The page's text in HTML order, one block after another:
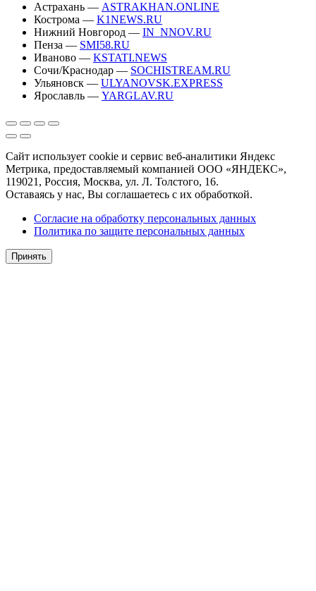
Астрахань — ASTRAKHAN.ONLINE
Кострома — K1NEWS.RU
Нижний Новгород — IN_NNOV.RU
Пенза — SMI58.RU
Иваново — KSTATI.NEWS
Сочи/Краснодар — SOCHISTREAM.RU
Ульяновск — ULYANOVSK.EXPRESS
Ярославль — YARGLAV.RU
Сайт использует cookie и сервис веб-аналитики Яндекс
Метрика, предоставляемый компанией ООО «ЯНДЕКС»,
119021, Россия, Москва, ул. Л. Толстого, 16.
Оставаясь у нас, Вы соглашаетесь с их обработкой.
Согласие на обработку персональных данных
Политика по защите персональных данных
Принять